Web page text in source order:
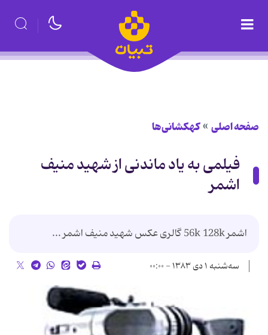
صفحه اصلی کهکشانی‌ها
فیلمی به یاد ماندنی از شهید منیف
اشمر
اشمر 56k 128k گالری عكس شهید منیف اشمر ...
سه‌شنبه ۱ دی ۱۳۸۳ - ۰۰:۰۰